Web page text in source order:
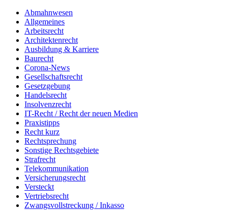
Abmahnwesen
Allgemeines
Arbeitsrecht
Architektenrecht
Ausbildung & Karriere
Baurecht
Corona-News
Gesellschaftsrecht
Gesetzgebung
Handelsrecht
Insolvenzrecht
IT-Recht / Recht der neuen Medien
Praxistipps
Recht kurz
Rechtsprechung
Sonstige Rechtsgebiete
Strafrecht
Telekommunikation
Versicherungsrecht
Versteckt
Vertriebsrecht
Zwangsvollstreckung / Inkasso